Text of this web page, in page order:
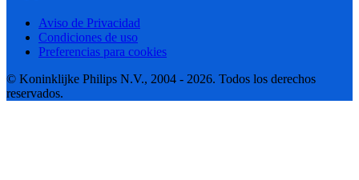
Aviso de Privacidad
Condiciones de uso
Preferencias para cookies
© Koninklijke Philips N.V., 2004 - 2026. Todos los derechos
reservados.